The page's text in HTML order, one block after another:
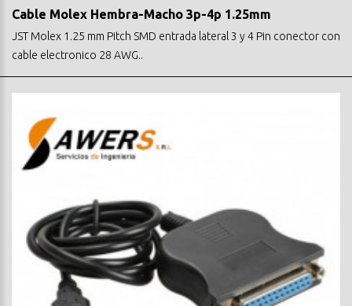
Cable Molex Hembra-Macho 3p-4p 1.25mm
JST Molex 1.25 mm Pitch SMD entrada lateral 3 y 4 Pin conector con
cable electronico 28 AWG..